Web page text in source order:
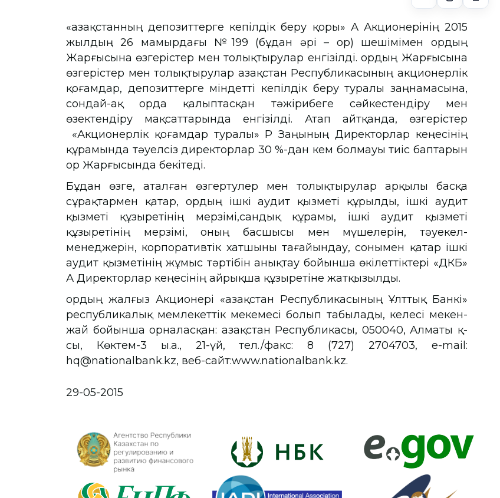
«Қазақстанның депозиттерге кепілдік беру қоры» АҚ Акционерінің 2015
жылдың 26 мамырдағы №199 (бұдан әрі – Қор) шешімімен Қордың
Жарғысына өзгерістер мен толықтырулар енгізілді. Қордың Жарғысына
өзгерістер мен толықтырулар Қазақстан Республикасының акционерлік
қоғамдар, депозиттерге міндетті кепілдік беру туралы заңнамасына,
сондай-ақ Қорда қалыптасқан тәжірибеге сәйкестендіру мен
өзектендіру мақсаттарында енгізілді. Атап айтқанда, өзгерістер
«Акционерлік қоғамдар туралы» ҚР Заңының Директорлар кеңесінің
құрамында тәуелсіз директорлар 30 %-дан кем болмауы тиіс баптарын
Қор Жарғысында бекітеді.
Бұдан өзге, аталған өзгертулер мен толықтырулар арқылы басқа
сұрақтармен қатар, Қордың ішкі аудит қызметі құрылды, ішкі аудит
қызметі құзыретінің мерзімі,сандық құрамы, ішкі аудит қызметі
құзыретінің мерзімі, оның басшысы мен мүшелерін, тәуекел-
менеджерін, корпоративтік хатшыны тағайындау, сонымен қатар ішкі
аудит қызметінің жұмыс тәртібін анықтау бойынша өкілеттіктері «ҚДКБҚ»
АҚ Директорлар кеңесінің айрықша құзыретіне жатқызылды.
Қордың жалғыз Акционері «Қазақстан Республикасының Ұлттық Банкі»
республикалық мемлекеттік мекемесі болып табылады, келесі мекен-
жай бойынша орналасқан: Қазақстан Республикасы, 050040, Алматы қ-
сы, Көктем-3 ы.а., 21-үй, тел./факс: 8 (727) 2704703, e-mail:
hq@nationalbank.kz, веб-сайт:www.nationalbank.kz.
29-05-2015